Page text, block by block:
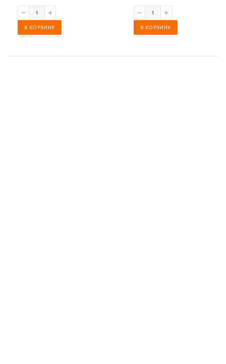
В КОРЗИНУ В КОРЗИНУ